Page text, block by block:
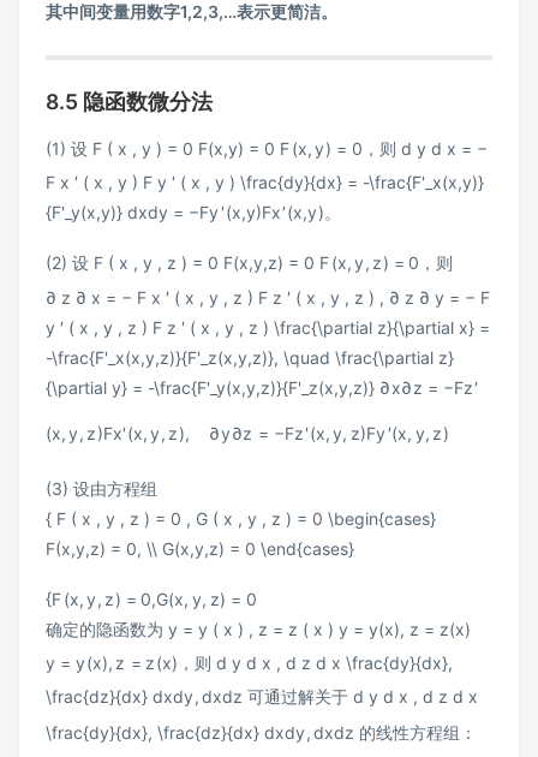
其中间变量用数字1,2,3,…表示更简洁。
8.5 隐函数微分法
(1) 设 F ( x , y ) = 0 F(x,y) = 0 F(x,y) = 0 ，则 d y d x = −
F x ′ ( x , y ) F y ′ ( x , y ) \frac{dy}{dx} = -\frac{F'_x(x,y)}
{F'_y(x,y)} dxdy = −Fy′(x,y)Fx′(x,y)。
(2) 设 F ( x , y , z ) = 0 F(x,y,z) = 0 F(x,y, z) = 0 ，则
∂ z ∂ x = − F x ′ ( x , y , z ) F z ′ ( x , y , z ) , ∂ z ∂ y = − F
y ′ ( x , y , z ) F z ′ ( x , y , z ) \frac{\partial z}{\partial x} =
-\frac{F'_x(x,y,z)}{F'_z(x,y,z)}, \quad \frac{\partial z}
{\partial y} = -\frac{F'_y(x,y,z)}{F'_z(x,y,z)} ∂x∂z = −Fz′
(x,y, z)Fx′(x, y, z), ∂y∂z = −Fz′(x,y, z)Fy′(x, y, z)
(3) 设由方程组
{ F ( x , y , z ) = 0 , G ( x , y , z ) = 0 \begin{cases}
F(x,y,z) = 0, \\ G(x,y,z) = 0 \end{cases}
{F(x,y, z) = 0,G(x, y, z) = 0
确定的隐函数为 y = y ( x ) , z = z ( x ) y = y(x), z = z(x)
y = y(x), z = z(x) ，则d y d x , d z d x \frac{dy}{dx},
\frac{dz}{dx} dxdy,dxdz 可通过解关于d y d x , d z d x
\frac{dy}{dx}, \frac{dz}{dx} dxdy,dxdz 的线性方程组：